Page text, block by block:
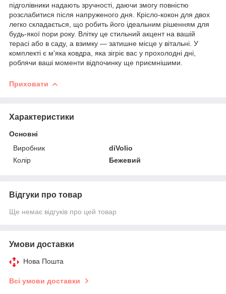
підголівники надають зручності, даючи змогу повністю
розслабитися після напруженого дня. Крісло-кокон для двох
легко складається, що робить його ідеальним рішенням для
будь-якої пори року. Влітку це стильний акцент на вашій
терасі або в саду, а взимку — затишне місце у вітальні. У
комплекті є м'яка ковдра, яка зігріє вас у прохолодні дні,
роблячи ваші моменти відпочинку ще приємнішими.
Приховати
Характеристики
Основні
Виробник
diVolio
Колір
Бежевий
Відгуки про товар
Ще немає відгуків про цей товар
Умови доставки
Нова Пошта
Всі умови доставки